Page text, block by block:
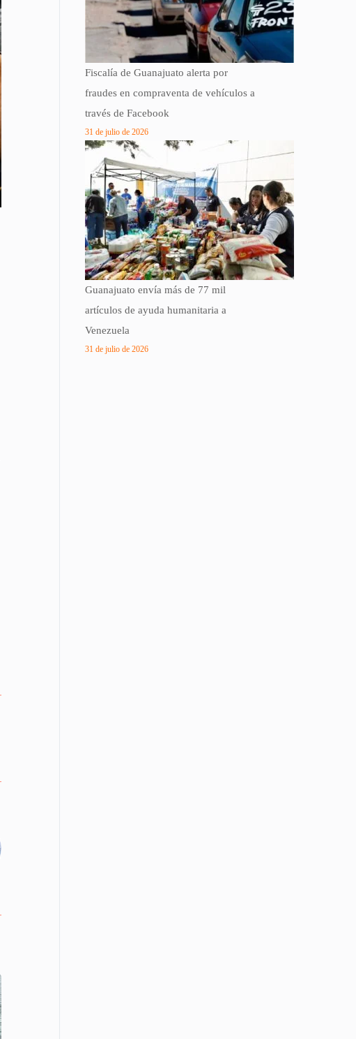
Fiscalía de Guanajuato alerta por
fraudes en compraventa de vehículos a
través de Facebook
31 de julio de 2026
Guanajuato envía más de 77 mil
artículos de ayuda humanitaria a
Venezuela
31 de julio de 2026